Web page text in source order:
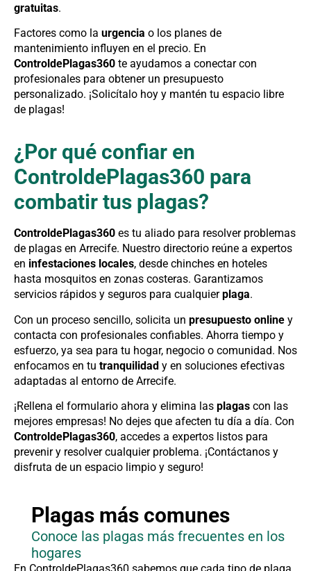
gratuitas.
Factores como la urgencia o los planes de
mantenimiento influyen en el precio. En
ControldePlagas360 te ayudamos a conectar con
profesionales para obtener un presupuesto
personalizado. ¡Solicítalo hoy y mantén tu espacio libre
de plagas!
¿Por qué confiar en
ControldePlagas360 para
combatir tus plagas?
ControldePlagas360 es tu aliado para resolver problemas
de plagas en Arrecife. Nuestro directorio reúne a expertos
en infestaciones locales, desde chinches en hoteles
hasta mosquitos en zonas costeras. Garantizamos
servicios rápidos y seguros para cualquierplaga.
Con un proceso sencillo, solicita un presupuesto online y
contacta con profesionales confiables. Ahorra tiempo y
esfuerzo, ya sea para tu hogar, negocio o comunidad. Nos
enfocamos en tu tranquilidad y en soluciones efectivas
adaptadas al entorno de Arrecife.
¡Rellena el formulario ahora y elimina las plagas con las
mejores empresas! No dejes que afecten tu día a día. Con
ControldePlagas360, accedes a expertos listos para
prevenir y resolver cualquier problema. ¡Contáctanos y
disfruta de un espacio limpio y seguro!
Plagas más comunes
Conoce las plagas más frecuentes en los
hogares